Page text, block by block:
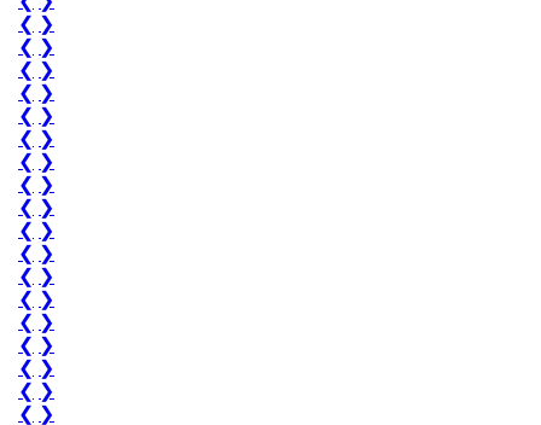
❮ ❯
❮ ❯
❮ ❯
❮ ❯
❮ ❯
❮ ❯
❮ ❯
❮ ❯
❮ ❯
❮ ❯
❮ ❯
❮ ❯
❮ ❯
❮ ❯
❮ ❯
❮ ❯
❮ ❯
❮ ❯